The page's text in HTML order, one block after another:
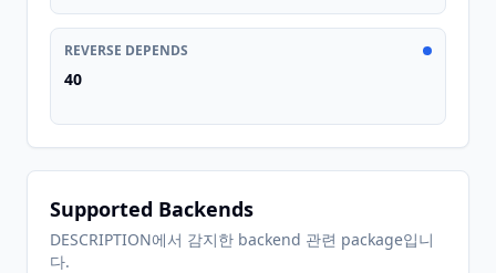
REVERSE DEPENDS
40
Supported Backends
DESCRIPTION에서 감지한 backend 관련 package입니
다.